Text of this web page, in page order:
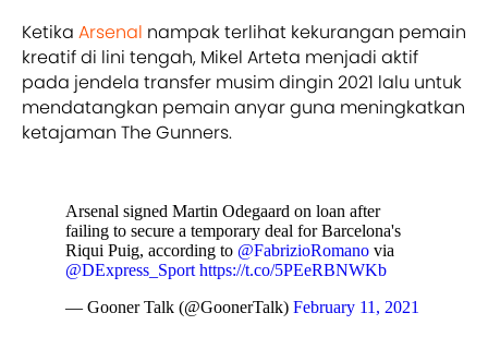
Ketika Arsenal nampak terlihat kekurangan pemain
kreatif di lini tengah, Mikel Arteta menjadi aktif
pada jendela transfer musim dingin 2021 lalu untuk
mendatangkan pemain anyar guna meningkatkan
ketajaman The Gunners.
Arsenal signed Martin Odegaard on loan after
failing to secure a temporary deal for Barcelona's
Riqui Puig, according to @FabrizioRomano via
@DExpress_Sport https://t.co/5PEeRBNWKb
— Gooner Talk (@GoonerTalk) February 11, 2021